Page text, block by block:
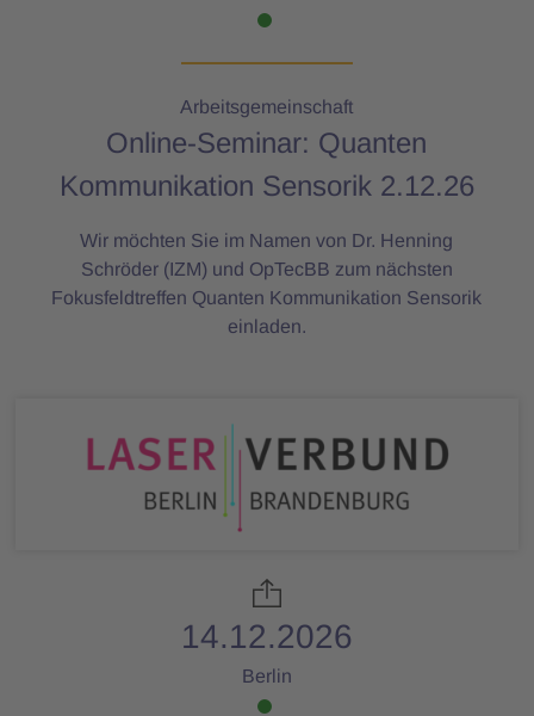
Arbeitsgemeinschaft
Online-Seminar: Quanten
Kommunikation Sensorik 2.12.26
Wir möchten Sie im Namen von Dr. Henning
Schröder (IZM) und OpTecBB zum nächsten
Fokusfeldtreffen Quanten Kommunikation Sensorik
einladen.
14.12.2026
Berlin